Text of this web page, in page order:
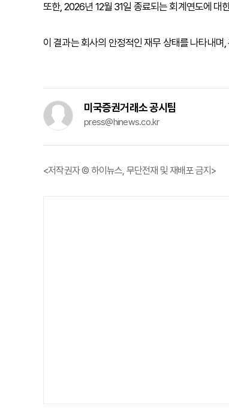
또한, 2026년 12월 31일 종료되는 회계연도에
이 결과는 회사의 안정적인 재무 상태를 나타내
미국증권거래소 공시팀
press@hinews.co.kr
<저작권자 © 하이뉴스, 무단전재 및 재배포 금지>